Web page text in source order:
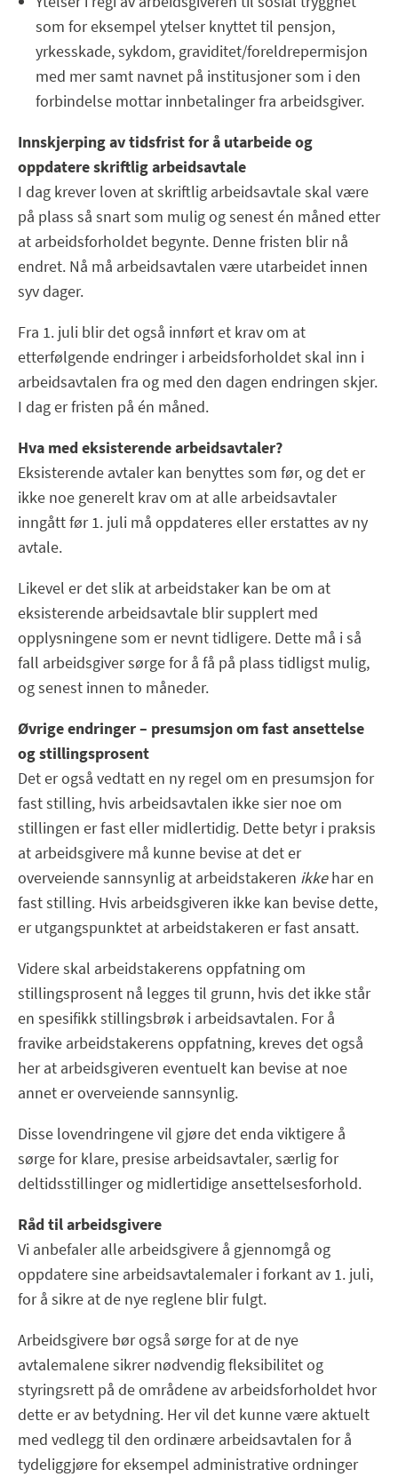
som for eksempel ytelser knyttet til pensjon,
yrkesskade, sykdom, graviditet/foreldrepermisjon
med mer samt navnet på institusjoner som i den
forbindelse mottar innbetalinger fra arbeidsgiver.
Innskjerping av tidsfrist for å utarbeide og
oppdatere skriftlig arbeidsavtale
I dag krever loven at skriftlig arbeidsavtale skal være
på plass så snart som mulig og senest én måned etter
at arbeidsforholdet begynte. Denne fristen blir nå
endret. Nå må arbeidsavtalen være utarbeidet innen
syv dager.
Fra 1. juli blir det også innført et krav om at
etterfølgende endringer i arbeidsforholdet skal inn i
arbeidsavtalen fra og med den dagen endringen skjer.
I dag er fristen på én måned.
Hva med eksisterende arbeidsavtaler?
Eksisterende avtaler kan benyttes som før, og det er
ikke noe generelt krav om at alle arbeidsavtaler
inngått før 1. juli må oppdateres eller erstattes av ny
avtale.
Likevel er det slik at arbeidstaker kan be om at
eksisterende arbeidsavtale blir supplert med
opplysningene som er nevnt tidligere. Dette må i så
fall arbeidsgiver sørge for å få på plass tidligst mulig,
og senest innen to måneder.
Øvrige endringer – presumsjon om fast ansettelse
og stillingsprosent
Det er også vedtatt en ny regel om en presumsjon for
fast stilling, hvis arbeidsavtalen ikke sier noe om
stillingen er fast eller midlertidig. Dette betyr i praksis
at arbeidsgivere må kunne bevise at det er
overveiende sannsynlig at arbeidstakeren ikkehar en
fast stilling. Hvis arbeidsgiveren ikke kan bevise dette,
er utgangspunktet at arbeidstakeren er fast ansatt.
Videre skal arbeidstakerens oppfatning om
stillingsprosent nå legges til grunn, hvis det ikke står
en spesifikk stillingsbrøk i arbeidsavtalen. For å
fravike arbeidstakerens oppfatning, kreves det også
her at arbeidsgiveren eventuelt kan bevise at noe
annet er overveiende sannsynlig.
Disse lovendringene vil gjøre det enda viktigere å
sørge for klare, presise arbeidsavtaler, særlig for
deltidsstillinger og midlertidige ansettelsesforhold.
Råd til arbeidsgivere
Vi anbefaler alle arbeidsgivere å gjennomgå og
oppdatere sine arbeidsavtalemaler i forkant av 1. juli,
for å sikre at de nye reglene blir fulgt.
Arbeidsgivere bør også sørge for at de nye
avtalemalene sikrer nødvendig fleksibilitet og
styringsrett på de områdene av arbeidsforholdet hvor
dette er av betydning. Her vil det kunne være aktuelt
med vedlegg til den ordinære arbeidsavtalen for å
tydeliggjøre for eksempel administrative ordninger